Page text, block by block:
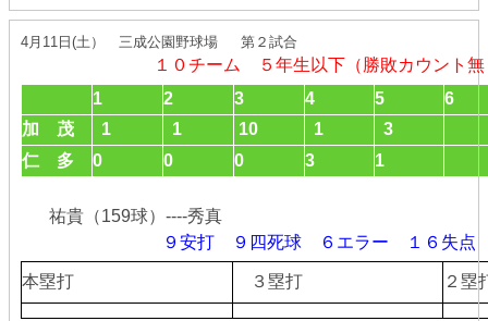
4月11日(土） 三成公園野球場 第２試合
１０チーム ５年生以下（勝敗カウント無
1
2 3 4 5
6
加 茂
1 1 10 1
3
仁 多
0 0 0 3 1
祐貴（159球）----秀真
９安打 ９四死球 ６エラー １６失点
本塁打 ３塁打 ２